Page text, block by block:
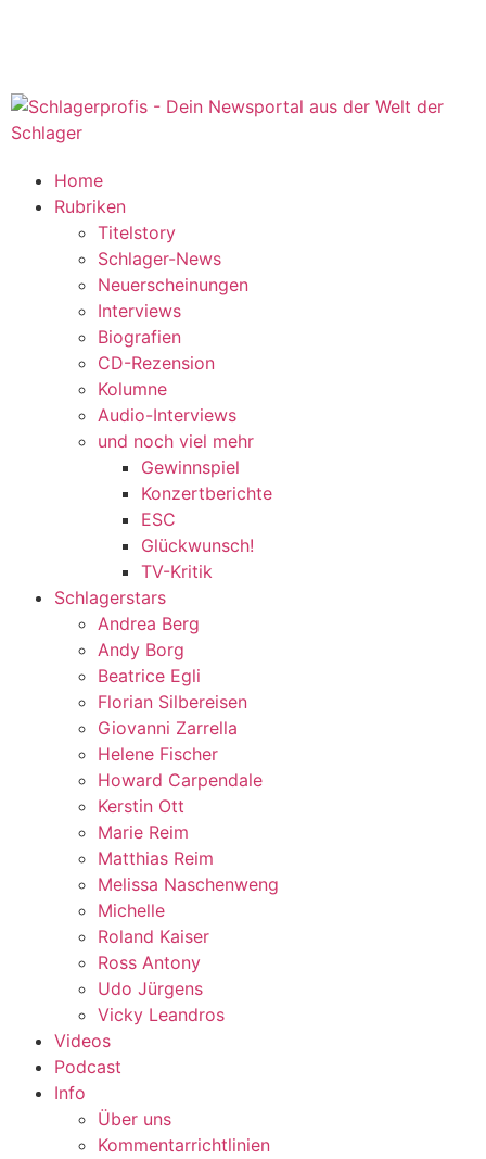
Home
Rubriken
Titelstory
Schlager-News
Neuerscheinungen
Interviews
Biografien
CD-Rezension
Kolumne
Audio-Interviews
und noch viel mehr
Gewinnspiel
Konzertberichte
ESC
Glückwunsch!
TV-Kritik
Schlagerstars
Andrea Berg
Andy Borg
Beatrice Egli
Florian Silbereisen
Giovanni Zarrella
Helene Fischer
Howard Carpendale
Kerstin Ott
Marie Reim
Matthias Reim
Melissa Naschenweng
Michelle
Roland Kaiser
Ross Antony
Udo Jürgens
Vicky Leandros
Videos
Podcast
Info
Über uns
Kommentarrichtlinien